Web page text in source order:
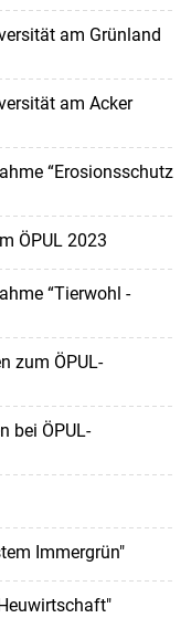
am Grünland
am Acker
“Erosionsschutz
ÖPUL 2023
“Tierwohl -
zum ÖPUL-
bei ÖPUL-
Immergrün"